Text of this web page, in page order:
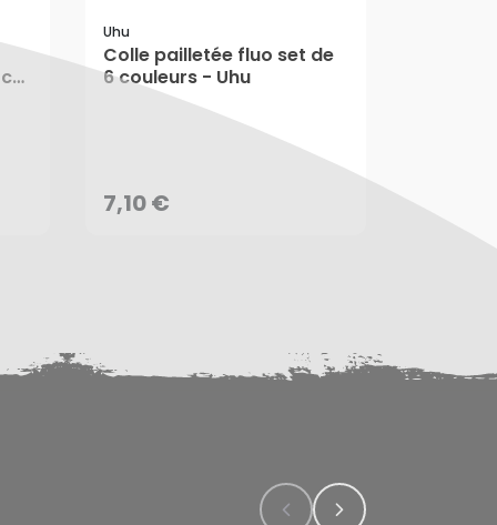
Uhu
Colle pailletée fluo set de
6 couleurs - Uhu
7,10 €AJOUTER AU PANIER